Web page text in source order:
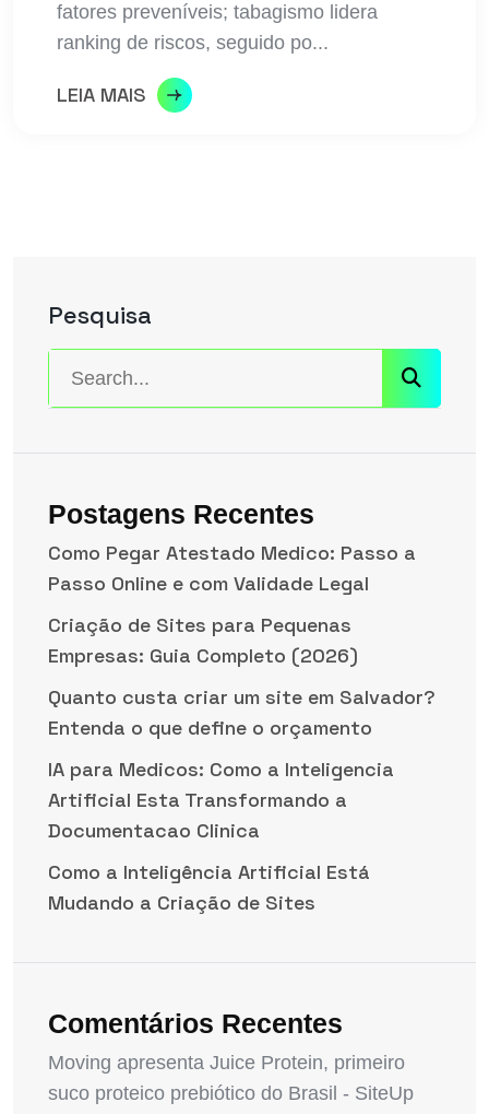
fatores preveníveis; tabagismo lidera
ranking de riscos, seguido po...
LEIA MAIS
Pesquisa
Postagens Recentes
Como Pegar Atestado Medico: Passo a
Passo Online e com Validade Legal
Criação de Sites para Pequenas
Empresas: Guia Completo (2026)
Quanto custa criar um site em Salvador?
Entenda o que define o orçamento
IA para Medicos: Como a Inteligencia
Artificial Esta Transformando a
Documentacao Clinica
Como a Inteligência Artificial Está
Mudando a Criação de Sites
Comentários Recentes
Moving apresenta Juice Protein, primeiro
suco proteico prebiótico do Brasil - SiteUp